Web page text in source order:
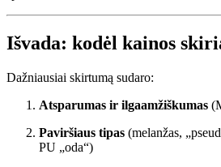
Išvada: kodėl kainos
Dažniausiai skirtumą sudaro:
Atsparumas ir ilgaamžiškumas
Paviršiaus tipas (melanžas,
PU „oda“)